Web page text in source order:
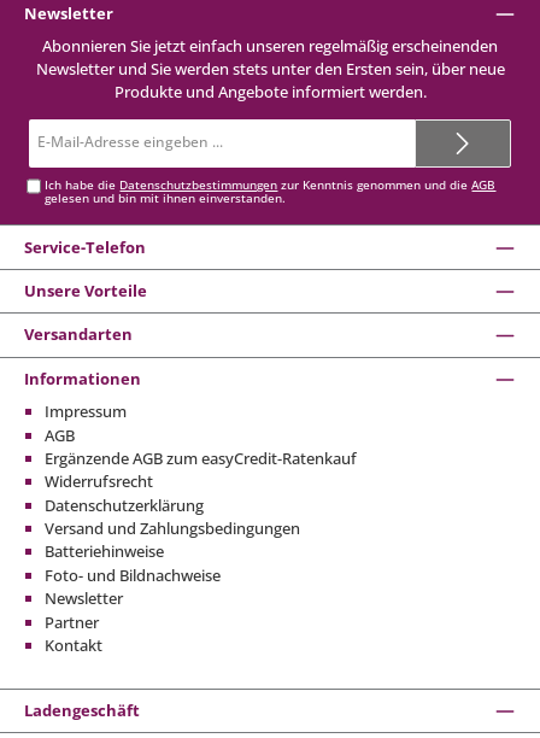
Newsletter
Abonnieren Sie jetzt einfach unseren regelmäßig erscheinenden
Newsletter und Sie werden stets unter den Ersten sein, über neue
Produkte und Angebote informiert werden.
Mail-
Ich habe die Datenschutzbestimmungen zur Kenntnis genommen und dieAGB
gelesen und bin mit ihnen einverstanden.
Service-Telefon
Unsere Vorteile
Versandarten
Informationen
Impressum
AGB
Ergänzende AGB zum easyCredit-Ratenkauf
Widerrufsrecht
Datenschutzerklärung
Versand und Zahlungsbedingungen
Batteriehinweise
Foto- und Bildnachweise
Newsletter
Partner
Kontakt
Ladengeschäft